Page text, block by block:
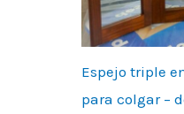
Espejo triple
para colgar –